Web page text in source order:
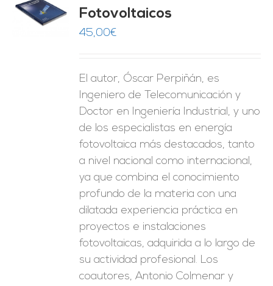
Fotovoltaicos
45,00€
El autor, Óscar Perpiñán, es
Ingeniero de Telecomunicación y
Doctor en Ingeniería Industrial, y uno
de los especialistas en energía
fotovoltaica más destacados, tanto
a nivel nacional como internacional,
ya que combina el conocimiento
profundo de la materia con una
dilatada experiencia práctica en
proyectos e instalaciones
fotovoltaicas, adquirida a lo largo de
su actividad profesional. Los
coautores, Antonio Colmenar y